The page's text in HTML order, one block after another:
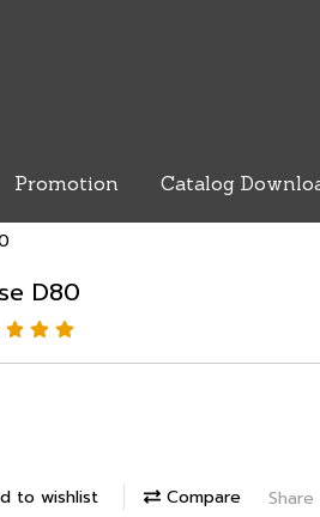
Promotion Catalog
D80
to wishlist Compare Share